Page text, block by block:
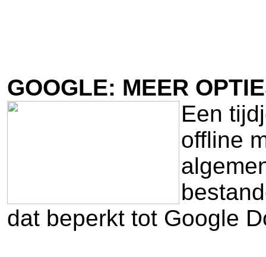
GOOGLE: MEER
Een
offline
dat beperkt tot Google